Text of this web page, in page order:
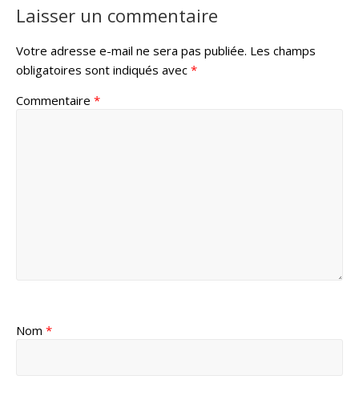
Laisser un commentaire
Votre adresse e-mail ne sera pas publiée. Les champs
obligatoires sont indiqués avec *
Commentaire *
Nom *